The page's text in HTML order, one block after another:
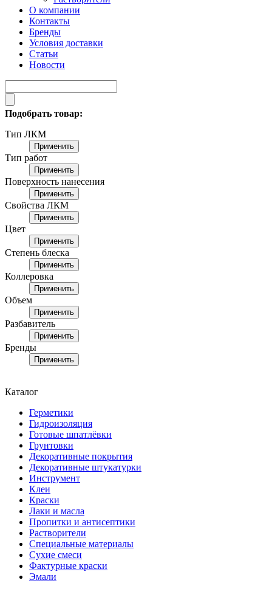
О компании
Контакты
Бренды
Условия доставки
Статьи
Новости
Подобрать товар:
Тип ЛКМ
Применить
Тип работ
Применить
Поверхность нанесения
Применить
Свойства ЛКМ
Применить
Цвет
Применить
Степень блеска
Применить
Коллеровка
Применить
Объем
Применить
Разбавитель
Применить
Бренды
Применить
Каталог
Герметики
Гидроизоляция
Готовые шпатлёвки
Грунтовки
Декоративные покрытия
Декоративные штукатурки
Инструмент
Клеи
Краски
Лаки и масла
Пропитки и антисептики
Растворители
Специальные материалы
Сухие смеси
Фактурные краски
Эмали